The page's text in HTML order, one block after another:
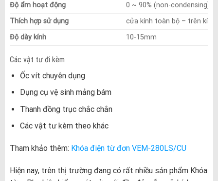
Độ ẩm hoạt động
0 ~ 90% (non-condensing)
Thích hợp sử dụng
cửa kính toàn bộ – trên kính
Độ dày kính
10-15mm
Các vật tư đi kèm
Ốc vít chuyên dụng
Dụng cụ vệ sinh mảng bám
Thanh đồng trục chắc chắn
Các vật tư kèm theo khác
Tham khảo thêm: Khóa điện từ đơn VEM-280LS/CU
Hiện nay, trên thị trường đang có rất nhiều sản phẩm Khóa